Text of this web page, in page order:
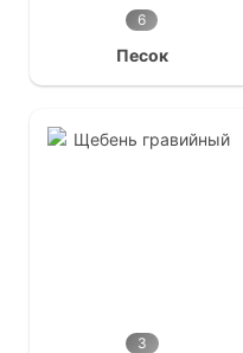
6
Песок
3